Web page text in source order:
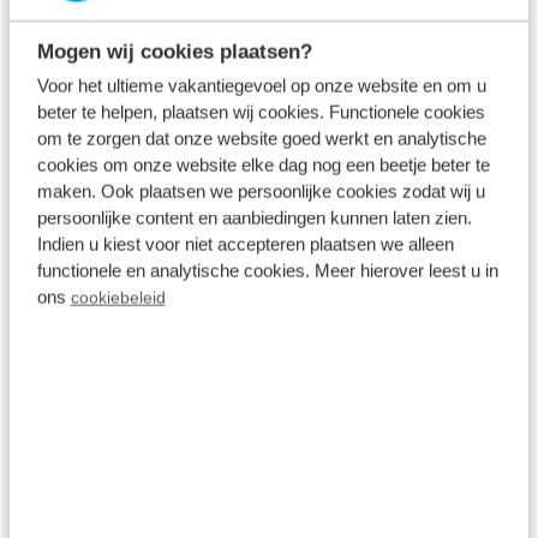
Mogen wij cookies plaatsen?
Voor het ultieme vakantiegevoel op onze website en om u
beter te helpen, plaatsen wij cookies. Functionele cookies
om te zorgen dat onze website goed werkt en analytische
cookies om onze website elke dag nog een beetje beter te
maken. Ook plaatsen we persoonlijke cookies zodat wij u
persoonlijke content en aanbiedingen kunnen laten zien.
Indien u kiest voor niet accepteren plaatsen we alleen
functionele en analytische cookies. Meer hierover leest u in
ons cookiebeleid
u heerlijk kunt ontspannen tijdens uw vakantie.
Onze accommodaties zijn geschikt voor 2 tot 12
personen en daarmee ideaal voor een verblijf met
uw partner, gezin of zelfs gehele familie. Wilt u liever
kamperen? Dat is mogelijk bij Resort Bosvallei. Elk
park bevindt zich in een bosrijke en natuurrijke
omgeving, maar heeft haar eigen charme. Welk
vakantiepark is uw favoriet?